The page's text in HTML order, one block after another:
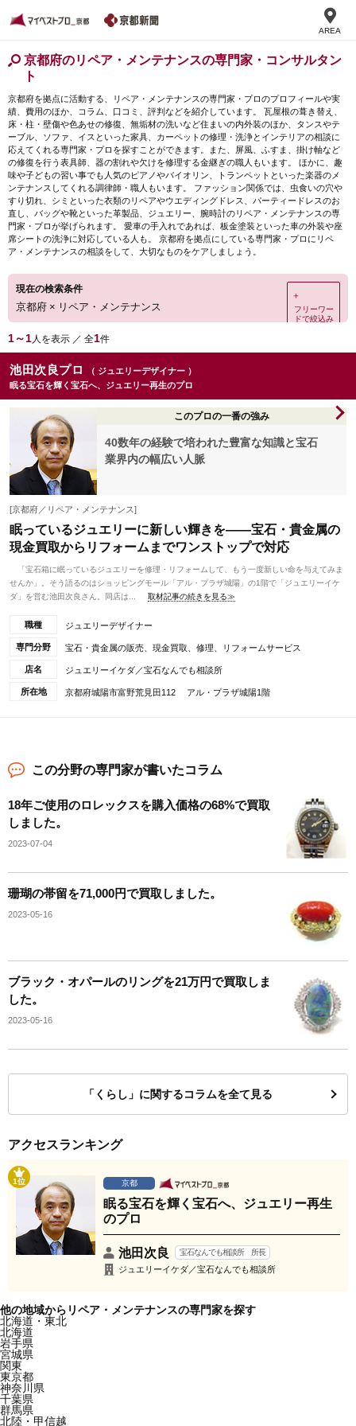
AREA
京都府のリペア・メンテナンスの専門家・コンサルタン
ト
京都府を拠点に活動する、リペア・メンテナンスの専門家・プロのプロフィールや実
績、費用のほか、コラム、口コミ、評判などを紹介しています。 瓦屋根の葺き替え、
床・柱・壁傷や色あせの修復、無垢材の洗いなど住まいの内外装のほか、タンスやテ
ーブル、ソファ、イスといった家具、カーペットの修理・洗浄とインテリアの相談に
応えてくれる専門家・プロを探すことができます。また、屏風、ふすま、掛け軸など
の修復を行う表具師、器の割れや欠けを修理する金継ぎの職人もいます。 ほかに、趣
味や子どもの習い事でも人気のピアノやバイオリン、トランペットといった楽器のメ
ンテナンスしてくれる調律師・職人もいます。 ファッション関係では、虫食いの穴や
すり切れ、シミといった衣類のリペアやウエディングドレス、パーティードレスのお
直し、バッグや靴といった革製品、ジュエリー、腕時計のリペア・メンテナンスの専
門家・プロが挙げられます。 愛車の手入れであれば、板金塗装といった車の外装や座
席シートの洗浄に対応している人も。 京都府を拠点にしている専門家・プロにリペ
ア・メンテナンスの相談をして、大切なものをケアしましょう。
現在の検索条件
京都府 × リペア・メンテナンス
＋
フリーワー
ドで絞込み
1～1人を表示 ／ 全1件
池田次良プロ
（ ジュエリーデザイナー ）
眠る宝石を輝く宝石へ、ジュエリー再生のプロ
このプロの一番の強み
40数年の経験で培われた豊富な知識と宝石
業界内の幅広い人脈
[京都府／リペア・メンテナンス]
眠っているジュエリーに新しい輝きを――宝石・貴金属の
現金買取からリフォームまでワンストップで対応
「宝石箱に眠っているジュエリーを修理・リフォームして、もう一度新しい命を与えてみま
せんか」。そう語るのはショッピングモール「アル・プラザ城陽」の1階で「ジュエリーイケ
ダ」を営む池田次良さん。同店は...
取材記事の続きを見る≫
職種 ジュエリーデザイナー
専門分野 宝石・貴金属の販売、現金買取、修理、リフォームサービス
店名 ジュエリーイケダ／宝石なんでも相談所
所在地 京都府城陽市富野荒見田112 アル・プラザ城陽1階
この分野の専門家が書いたコラム
18年ご使用のロレックスを購入価格の68%で買取
しました。
2023-07-04
珊瑚の帯留を71,000円で買取しました。
2023-05-16
ブラック・オパールのリングを21万円で買取しま
した。
2023-05-16
「くらし」に関するコラムを全て見る
アクセスランキング
1位 京都
眠る宝石を輝く宝石へ、ジュエリー再生
のプロ
池田次良 宝石なんでも相談所 所長
ジュエリーイケダ／宝石なんでも相談所
他の地域からリペア・メンテナンスの専門家を探す
北海道・東北
北海道
岩手県
宮城県
関東
東京都
神奈川県
千葉県
群馬県
北陸・甲信越